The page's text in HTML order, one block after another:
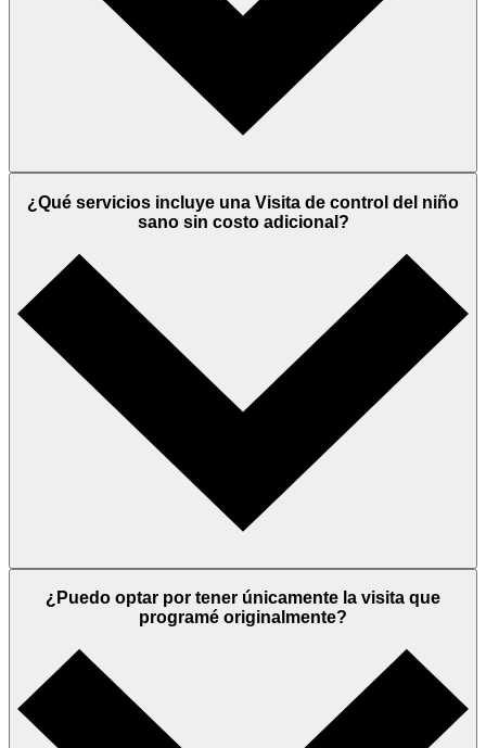
¿Qué servicios incluye una Visita de control del niño
sano sin costo adicional?
¿Puedo optar por tener únicamente la visita que
programé originalmente?